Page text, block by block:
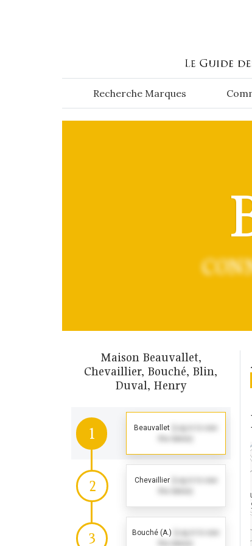
Recherche Marques
Maison Beauvallet,
Chevaillier, Bouché, Blin,
Duval, Henry
1 Beauvallet
2 Chevaillier
3 Bouché (A.)